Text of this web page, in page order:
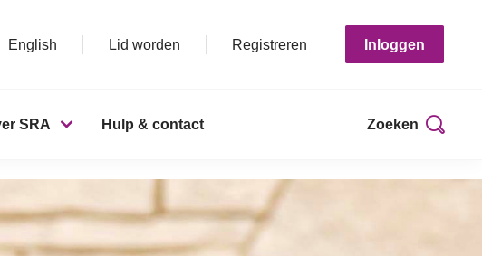
English Lid worden Registreren Inloggen
SRA Hulp & contact Zoeken